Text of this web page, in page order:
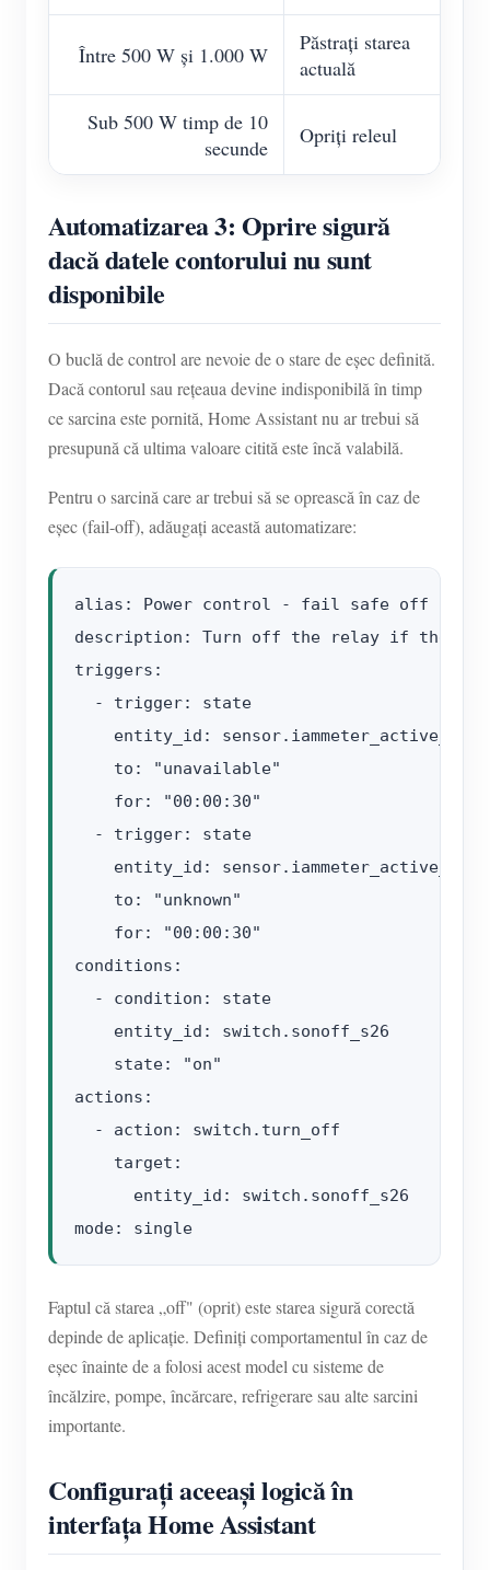
Între 500 W și 1.000 W
Păstrați starea
actuală
Sub 500 W timp de 10
secunde
Opriți releul
Automatizarea 3: Oprire sigură
dacă datele contorului nu sunt
disponibile
O buclă de control are nevoie de o stare de eșec definită.
Dacă contorul sau rețeaua devine indisponibilă în timp
ce sarcina este pornită, Home Assistant nu ar trebui să
presupună că ultima valoare citită este încă valabilă.
Pentru o sarcină care ar trebui să se oprească în caz de
eșec (fail-off), adăugați această automatizare:
alias: Power control - fail safe off
description: Turn off the relay if the
triggers:
  - trigger: state
entity_id:
    to: "unavailable"
    for: "00:00:30"
  - trigger: state
entity_id:
    to: "unknown"
    for: "00:00:30"
conditions:
  - condition: state
    entity_id: switch.sonoff_s26
    state: "on"
actions:
  - action: switch.turn_off
    target:
      entity_id: switch.sonoff_s26
Faptul că starea „off" (oprit) este starea sigură corectă
depinde de aplicație. Definiți comportamentul în caz de
eșec înainte de a folosi acest model cu sisteme de
încălzire, pompe, încărcare, refrigerare sau alte sarcini
importante.
Configurați aceeași logică în
interfața Home Assistant